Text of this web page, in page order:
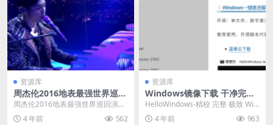
资源库
周杰伦2016地表最强世界巡回
演唱会The.Invincible.Tour.Ja
y.Chou
周杰伦2016地表最强世界巡回演唱
会The.Invincible.Tour.Ja...
4 年前 562
资源库
Windows镜像下载 干净完整
的Windows系统下载仓储站
HelloWindows
HelloWindows-精校 完整 极致 Win
dows系统下载仓储站，所有系...
4 年前 963